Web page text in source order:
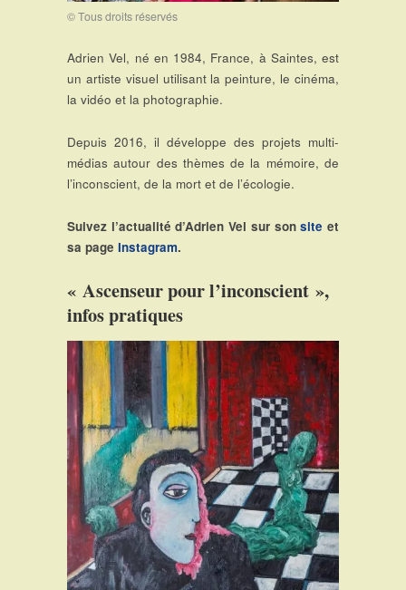
© Tous droits réservés
Adrien Vel, né en 1984, France, à Saintes, est
un artiste visuel utilisant la peinture, le cinéma,
la vidéo et la photographie.
Depuis 2016, il développe des projets multi-
médias autour des thèmes de la mémoire, de
l’inconscient, de la mort et de l’écologie.
Suivez l’actualité d’Adrien Vel sur sonsite et
sa page Instagram.
« Ascenseur pour l’inconscient »,
infos pratiques